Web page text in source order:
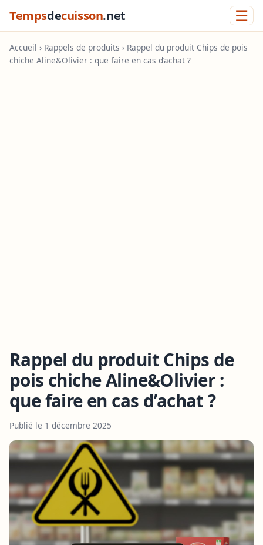
Tempsdecuisson.net ☰
Accueil › Rappels de produits › Rappel du produit Chips de pois
chiche Aline&Olivier : que faire en cas d’achat ?
Rappel du produit Chips de
pois chiche Aline&Olivier :
que faire en cas d’achat ?
Publié le 1 décembre 2025